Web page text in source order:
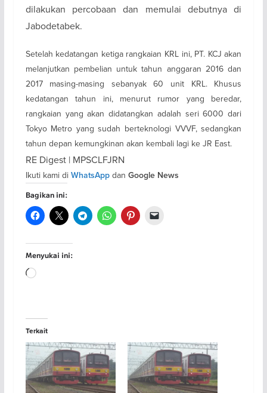
dilakukan percobaan dan memulai debutnya di
Jabodetabek.
Setelah kedatangan ketiga rangkaian KRL ini, PT. KCJ akan
melanjutkan pembelian untuk tahun anggaran 2016 dan
2017 masing-masing sebanyak 60 unit KRL. Khusus
kedatangan tahun ini, menurut rumor yang beredar,
rangkaian yang akan didatangkan adalah seri 6000 dari
Tokyo Metro yang sudah berteknologi VVVF, sedangkan
tahun depan kemungkinan akan kembali lagi ke JR East.
RE Digest | MPSCLFJRN
Ikuti kami di WhatsAppdan Google News
Bagikan ini:
Menyukai ini:
Memuat...
Terkait